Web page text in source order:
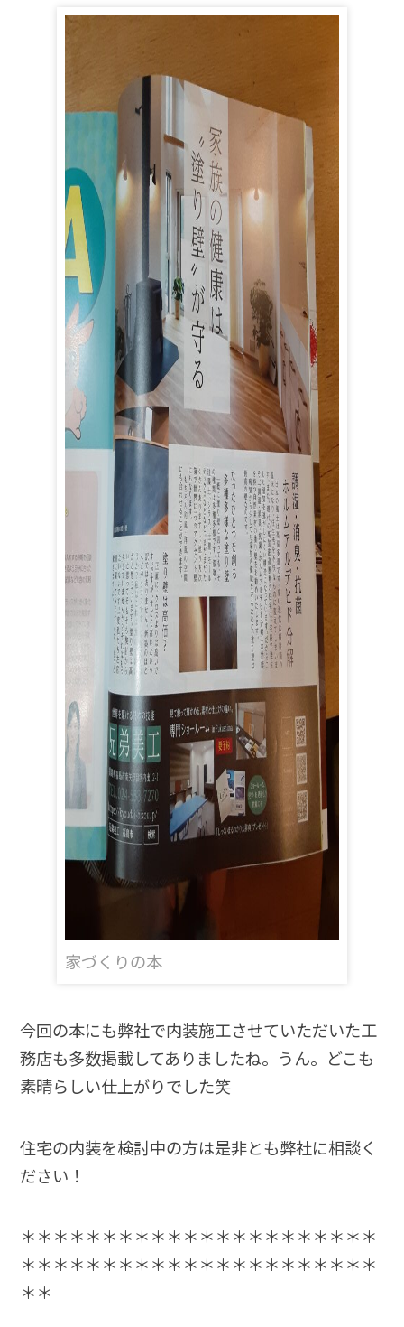
家づくりの本
今回の本にも弊社で内装施工させていただいた工
務店も多数掲載してありましたね。うん。どこも
素晴らしい仕上がりでした笑
住宅の内装を検討中の方は是非とも弊社に相談く
ださい！
＊＊＊＊＊＊＊＊＊＊＊＊＊＊＊＊＊＊＊＊＊＊
＊＊＊＊＊＊＊＊＊＊＊＊＊＊＊＊＊＊＊＊＊＊
＊＊